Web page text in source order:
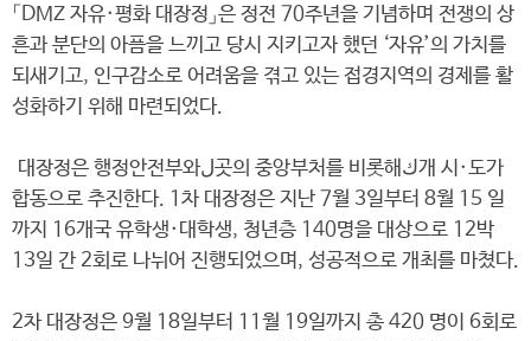
「DMZ 자유·평화 대장정」은 정전 70주년을 기념하며 전쟁의 상
흔과 분단의 아픔을 느끼고 당시 지키고자 했던 ‘자유’의 가치를
되새기고, 인구감소로 어려움을 겪고 있는 접경지역의 경제를 활
성화하기 위해 마련되었다.
대장정은 행정안전부와ل곳의 중앙부처를 비롯해ك개 시·도가
합동으로 추진한다. 1차 대장정은 지난 7월 3일부터 8월 15 일
까지 16개국 유학생·대학생, 청년층 140명을 대상으로 12박
13일 간 2회로 나뉘어 진행되었으며, 성공적으로 개최를 마쳤다.
2차 대장정은 9월 18일부터 11월 19일까지 총 420 명이 6회로